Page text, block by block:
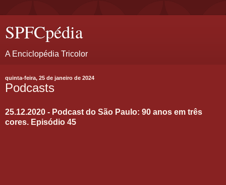
SPFCpédia
A Enciclopédia Tricolor
quinta-feira, 25 de janeiro de 2024
Podcasts
25.12.2020 - Podcast do São Paulo: 90 anos em três
cores. Episódio 45